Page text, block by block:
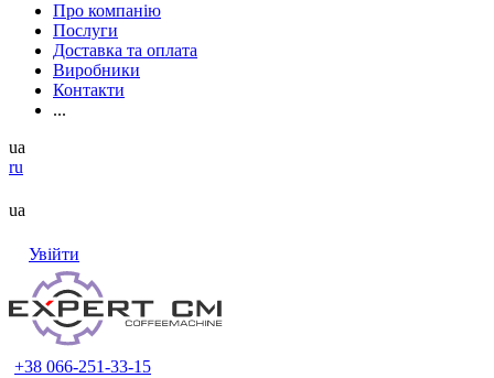
Про компанію
Послуги
Доставка та оплата
Виробники
Контакти
...
ua
ru
ua
Увійти
+38 066-251-33-15